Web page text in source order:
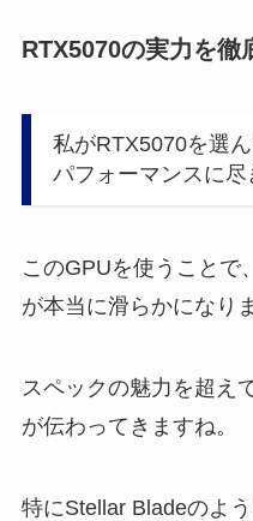
RTX5070の実力を徹
私がRTX5070を選
パフォーマンスに尽
このGPUを使うことで
が本当に滑らかになり
スペックの魅力を超え
が伝わってきますね。
特にStellar Bladeのよ